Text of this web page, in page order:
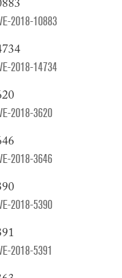
2018-10883
2018-14734
2018-3620
2018-3646
2018-5390
2018-5391